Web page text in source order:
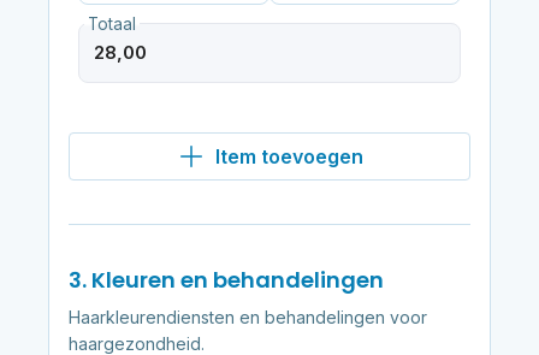
Totaal
Item toevoegen
3. Kleuren en behandelingen
Haarkleurendiensten en behandelingen voor
haargezondheid.